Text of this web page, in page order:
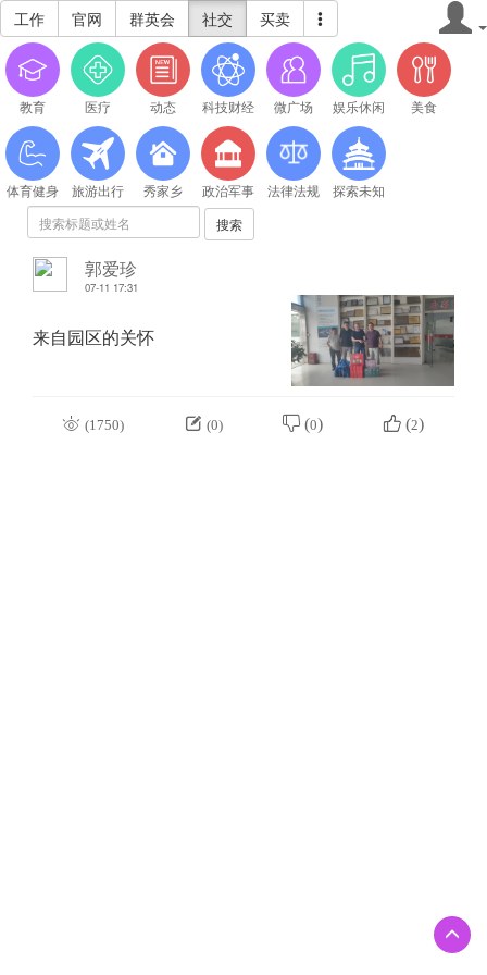
工作 官网 群英会 社交 买卖
教育 医疗 动态 科技财经 微广场 娱乐休闲 美食
体育健身 旅游出行 秀家乡 政治军事 法律法规
探索未知
搜索
郭爱珍
07-11 17:31
来自园区的关怀
 (1750)  (0)  (0)  (2)